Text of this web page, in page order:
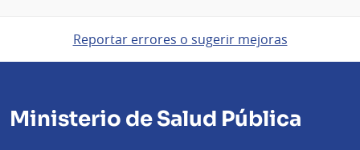
Reportar errores o sugerir mejoras
Ministerio de Salud Pública